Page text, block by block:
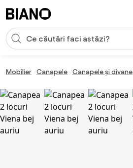
Introducerea căutării
Mobilier Canapele Canapele și divane